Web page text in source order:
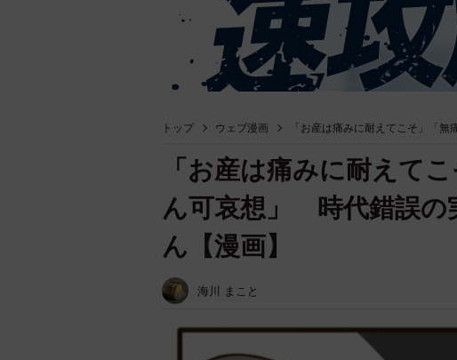
トップ ウェブ漫画 「お産は痛みに耐えてこそ」「
「お産は痛みに耐えて
ん可哀想」 時代錯誤の
ん【漫画】
海川 まこと